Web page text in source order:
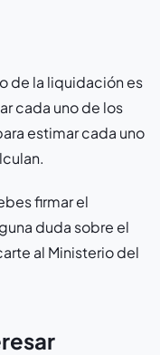
de la liquidación es
cada uno de los
estimar cada uno
firmar el
duda sobre el
al Ministerio del